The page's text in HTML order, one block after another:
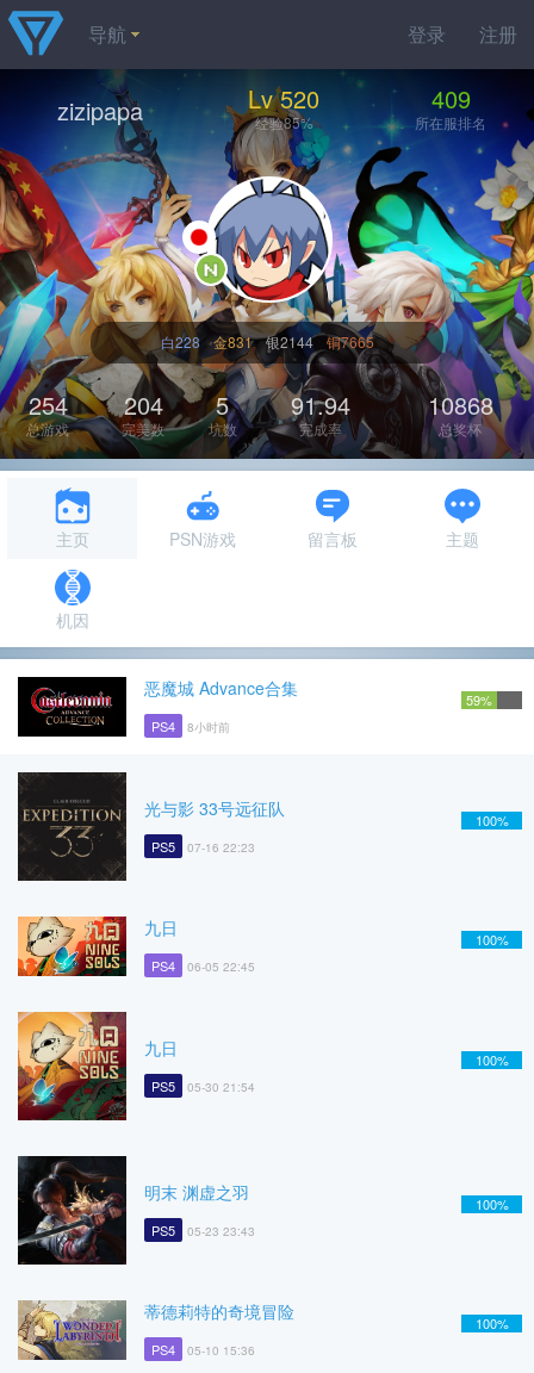
登录 注册
导航
zizipapa Lv 520
经验85%
409
所在服排名
白228 金831 银2144 铜7665
254
总游戏
204
完美数
5
坑数
91.94
完成率
10868
总奖杯
主页 PSN游戏 留言板 主题
机因
恶魔城 Advance合集
PS4 8小时前
59%
光与影 33号远征队
PS5 07-16 22:23
100%
九日
PS4 06-05 22:45
100%
九日
PS5 05-30 21:54
100%
明末 渊虚之羽
PS5 05-23 23:43
100%
蒂德莉特的奇境冒险
PS4 05-10 15:36
100%